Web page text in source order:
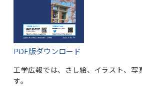
PDF版ダウンロード
工学広報では、さし絵、イラスト、写
す。